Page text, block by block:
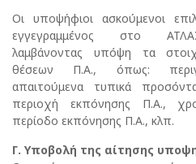
Οι υποψήφιοι ασκούμενοι
εγγεγραμμένος στο
λαμβάνοντας υπόψη τα
θέσεων Π.Α., όπως:
απαιτούμενα τυπικά
περιοχή εκπόνησης Π.Α.,
περίοδο εκπόνησης Π.Α., κλπ.
Γ. Υποβολή της αίτησης